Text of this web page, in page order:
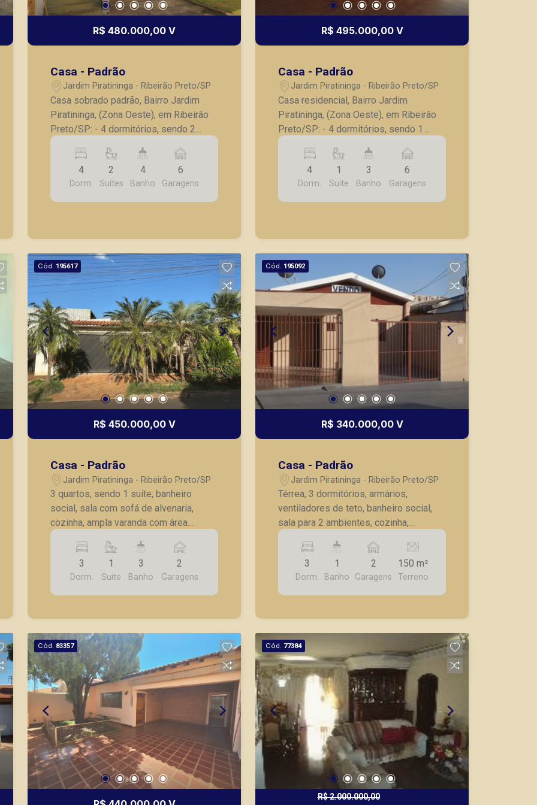
R$ 480.000,00 V
Casa - Padrão
Jardim Piratininga - Ribeirão Preto/SP
Casa sobrado padrão, Bairro Jardim
Piratininga, (Zona Oeste), em Ribeirão
Preto/SP: - 4 dormitórios, sendo 2
suítes; - 2 banheiros sociais; - 3 Salas;
- Sacada; - Cozinha; - Lavanderia; -
Amplo quintal; - 6 vagas de garagem.
Seja para vender, alugar ou adquirir seu
imóvel entre em contato com a Piramid
4
Dorm.
2
Suítes
4
Banho
6
Garagens
R$ 495.000,00 V
Casa - Padrão
Jardim Piratininga - Ribeirão Preto/SP
Casa residencial, Bairro Jardim
Piratininga, (Zona Oeste), em Ribeirão
Preto/SP: - 4 dormitórios, sendo 1
suíte completa em armários; - Banheiro
social; - Sala para 2 ambientes; -
Cozinha com armários; - Lavanderia; - 6
vagas de garagem. Também temos
imóveis no Nova Aliança, Jardim
comerciais localizados na Zona Sul.
4
Dorm.
1
Suite
3
Banho
6
Garagens
Cód. 195617
R$ 450.000,00 V
Casa - Padrão
Jardim Piratininga - Ribeirão Preto/SP
3 quartos, sendo 1 suíte, banheiro
social, sala com sofá de alvenaria,
cozinha, ampla varanda com área
gourmet, churrasqueira, banheiro área
externa, piscina de fibra, jardim, 2 vagas
de garagem cobertas.
3
Dorm.
1
Suite
3
Banho
2
Garagens
Cód. 195092
R$ 340.000,00 V
Casa - Padrão
Jardim Piratininga - Ribeirão Preto/SP
Térrea, 3 dormitórios, armários,
ventiladores de teto, banheiro social,
sala para 2 ambientes, cozinha,
lavanderia, despensa, canil, quintal, 2
vagas de garagens.
3
Dorm.
1
Banho
2
Garagens
150 m²
Terreno
Cód. 83357 Cód. 77384
R$ 2.000.000,00